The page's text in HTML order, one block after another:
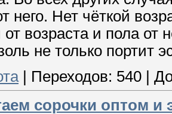
него. Нет чёткой
возраста и пола от
не только портит
| Переходов: 540
сорочки оптом и